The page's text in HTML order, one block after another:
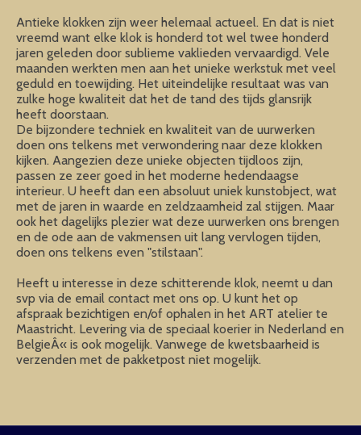
Antieke klokken zijn weer helemaal actueel. En dat is niet
vreemd want elke klok is honderd tot wel twee honderd
jaren geleden door sublieme vaklieden vervaardigd. Vele
maanden werkten men aan het unieke werkstuk met veel
geduld en toewijding. Het uiteindelijke resultaat was van
zulke hoge kwaliteit dat het de tand des tijds glansrijk
heeft doorstaan.
De bijzondere techniek en kwaliteit van de uurwerken
doen ons telkens met verwondering naar deze klokken
kijken. Aangezien deze unieke objecten tijdloos zijn,
passen ze zeer goed in het moderne hedendaagse
interieur. U heeft dan een absoluut uniek kunstobject, wat
met de jaren in waarde en zeldzaamheid zal stijgen. Maar
ook het dagelijks plezier wat deze uurwerken ons brengen
en de ode aan de vakmensen uit lang vervlogen tijden,
doen ons telkens even "stilstaan".
Heeft u interesse in deze schitterende klok, neemt u dan
svp via de email contact met ons op. U kunt het op
afspraak bezichtigen en/of ophalen in het ART atelier te
Maastricht. Levering via de speciaal koerier in Nederland en
BelgieÂ« is ook mogelijk. Vanwege de kwetsbaarheid is
verzenden met de pakketpost niet mogelijk.